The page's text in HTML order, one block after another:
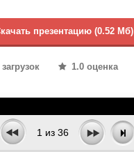
презентацию (0.52 Мб)
1.0 оценка
1 из 36